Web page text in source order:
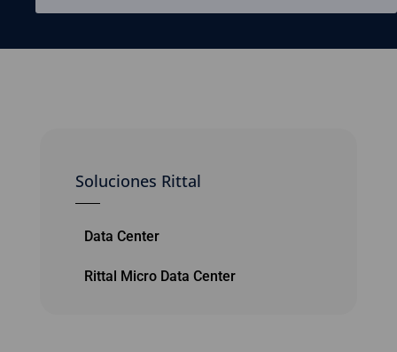
Soluciones Rittal
Data Center
Rittal Micro Data Center